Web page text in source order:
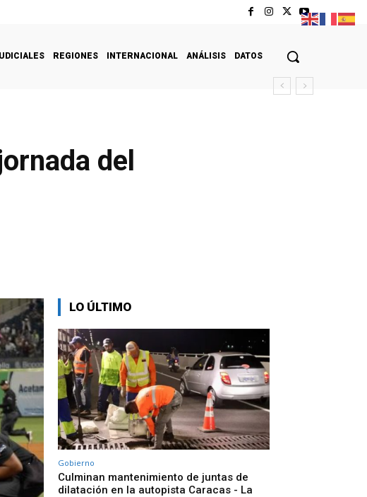
REGIONES INTERNACIONAL ANÁLISIS DATOS
del
LO ÚLTIMO
Gobierno
Culminan mantenimiento de juntas de
dilatación en la autopista Caracas - La